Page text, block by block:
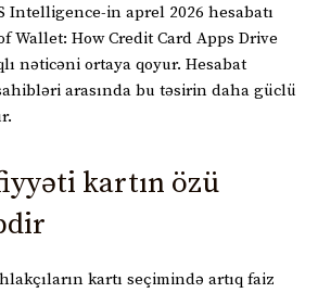
Intelligence-in aprel 2026 hesabatı
Wallet: How Credit Card Apps Drive
nəticəni ortaya qoyur. Hesabat
arasında bu təsirin daha güclü
kartın özü
kartı seçimində artıq faiz